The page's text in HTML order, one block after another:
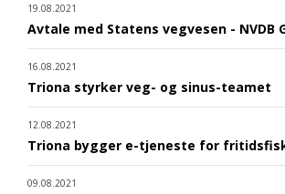
19.08.2021
Avtale med Statens vegvesen - NVDB
16.08.2021
Triona styrker veg- og sinus-teamet
12.08.2021
Triona bygger e-tjeneste for
09.08.2021